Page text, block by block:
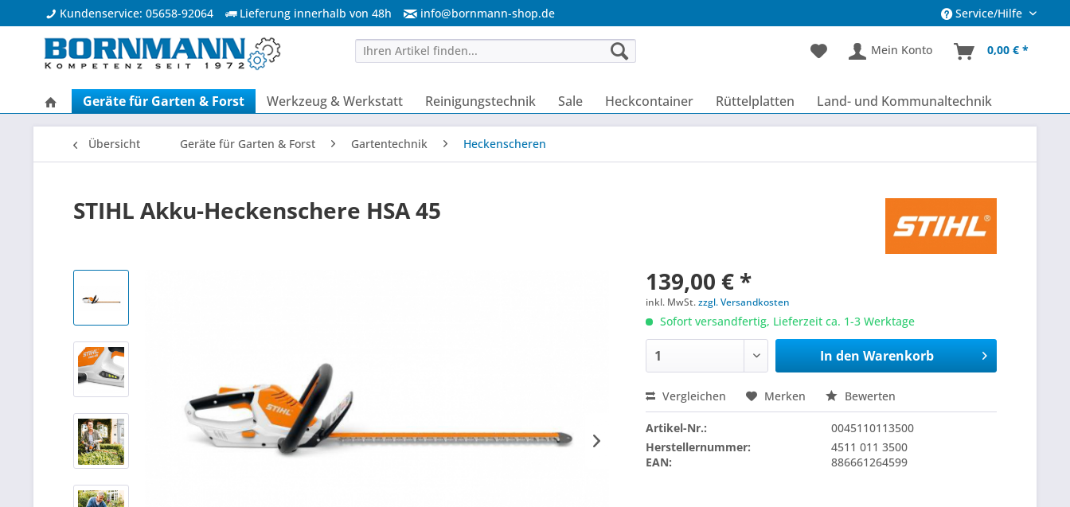
Service/Hilfe
Kundenservice: 05658-92064 Lieferung innerhalb von 48h info@bornmann-shop.de
Mein Konto 0,00 € *
Geräte für Garten & Forst Werkzeug & Werkstatt Reinigungstechnik Sale Heckcontainer Rüttelplatten Land- und Kommunaltechnik
Übersicht Geräte für Garten & Forst Gartentechnik Heckenscheren
STIHL Akku-Heckenschere HSA 45
139,00 € *
inkl. MwSt.zzgl. Versandkosten
Sofort versandfertig, Lieferzeit ca. 1-3 Werktage
In den Warenkorb
Vergleichen Merken Bewerten
Artikel-Nr.:
0045110113500
Herstellernummer:
4511 011 3500
EAN:
886661264599